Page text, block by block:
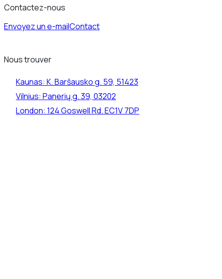
Contactez-nous
Envoyez un e-mailContact
Nous trouver
Kaunas: K. Baršausko g. 59, 51423
Vilnius: Panerių g. 39, 03202
London: 124 Goswell Rd. EC1V 7DP